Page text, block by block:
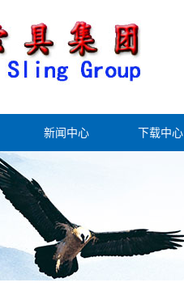
新闻中心 下载中心